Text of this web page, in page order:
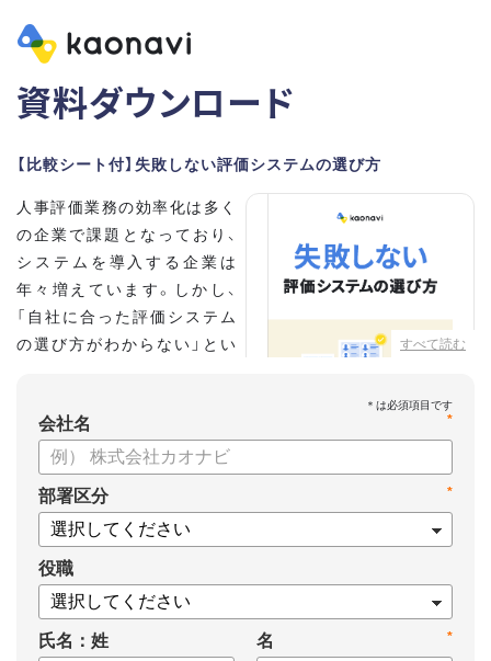
資料ダウンロード
【比較シート付】失敗しない評価システムの選び方
すべて読む
人事評価業務の効率化は多く
の企業で課題となっており、
システムを導入する企業は
年々増えています。しかし、
「自社に合った評価システム
の選び方がわからない」とい
こちらの資料では、
・人事評価システムが必要な企業の特徴
・導入検討に必要な3つの視点
・7つの選定ポイント
についてまとめましたので、ぜひお役立てください。
*
会社名
*
部署区分
役職
氏名：姓 *
名